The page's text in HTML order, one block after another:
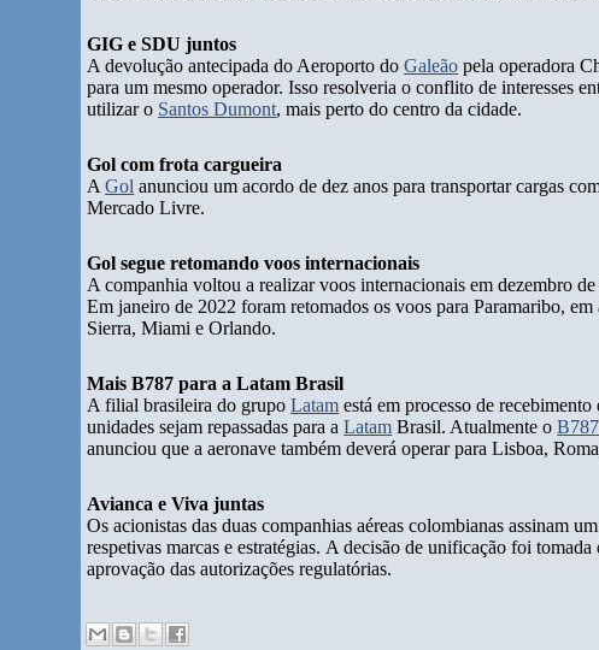
GIG e SDU juntos
A devolução antecipada do Aeroporto doGaleão pela operadora
para um mesmo operador. Isso resolveria o conflito de interesses
utilizar o Santos Dumont, mais perto do centro da cidade.
Gol com frota cargueira
AGol anunciou um acordo de dez anos para transportar cargas
Mercado Livre.
Gol segue retomando voos internacionais
A companhia voltou a realizar voos internacionais em dezembro
Em janeiro de 2022 foram retomados os voos para Paramaribo,
Sierra, Miami e Orlando.
Mais B787 para a Latam Brasil
A filial brasileira do grupoLatam está em processo de
unidades sejam repassadas para aLatam Brasil. Atualmente oB787
anunciou que a aeronave também deverá operar para Lisboa,
Avianca e Viva juntas
Os acionistas das duas companhias aéreas colombianas assinam
respetivas marcas e estratégias. A decisão de unificação foi
aprovação das autorizações regulatórias.